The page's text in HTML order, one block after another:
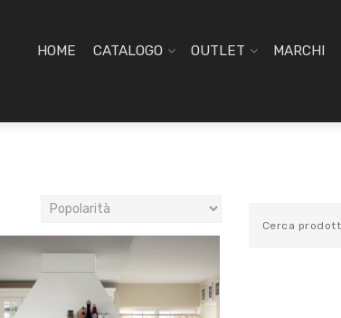
HOME CATALOGO OUTLET MARCHI